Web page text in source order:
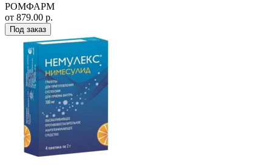
РОМФАРМ
от 879.00 р.
Под заказ